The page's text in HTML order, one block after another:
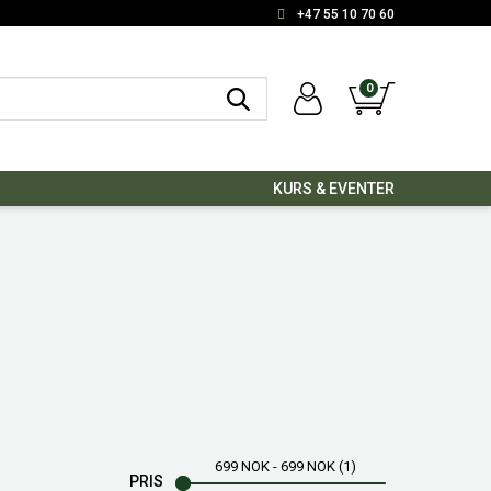
+47 55 10 70 60
0
KURS & EVENTER
PRIS
699 NOK - 699 NOK 1